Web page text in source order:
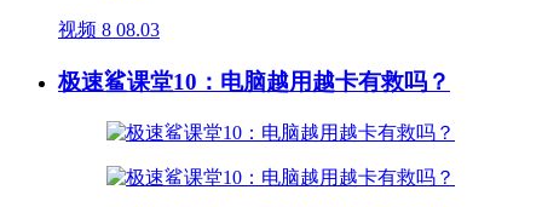
视频 8 08.03
极速鲨课堂10：电脑越用越卡有救吗？